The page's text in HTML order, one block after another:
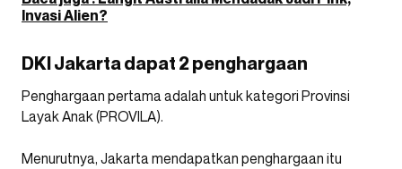
Invasi Alien?
DKI Jakarta dapat 2 penghargaan
Penghargaan pertama adalah untuk kategori Provinsi
Layak Anak (PROVILA).
Menurutnya, Jakarta mendapatkan penghargaan itu